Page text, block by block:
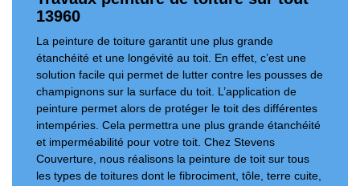
13960
La peinture de toiture garantit une plus grande
étanchéité et une longévité au toit. En effet, c’est une
solution facile qui permet de lutter contre les pousses de
champignons sur la surface du toit. L’application de
peinture permet alors de protéger le toit des différentes
intempéries. Cela permettra une plus grande étanchéité
et imperméabilité pour votre toit. Chez Stevens
Couverture, nous réalisons la peinture de toit sur tous
les types de toitures dont le fibrociment, tôle, terre cuite,